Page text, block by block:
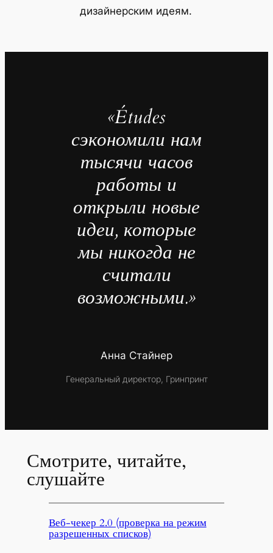
дизайнерским идеям.
«Études
сэкономили нам
тысячи часов
работы и
открыли новые
идеи, которые
мы никогда не
считали
возможными.»
Анна Стайнер
Генеральный директор, Гринпринт
Смотрите, читайте,
слушайте
Веб-чекер 2.0 (проверка на режим
разрешенных списков)